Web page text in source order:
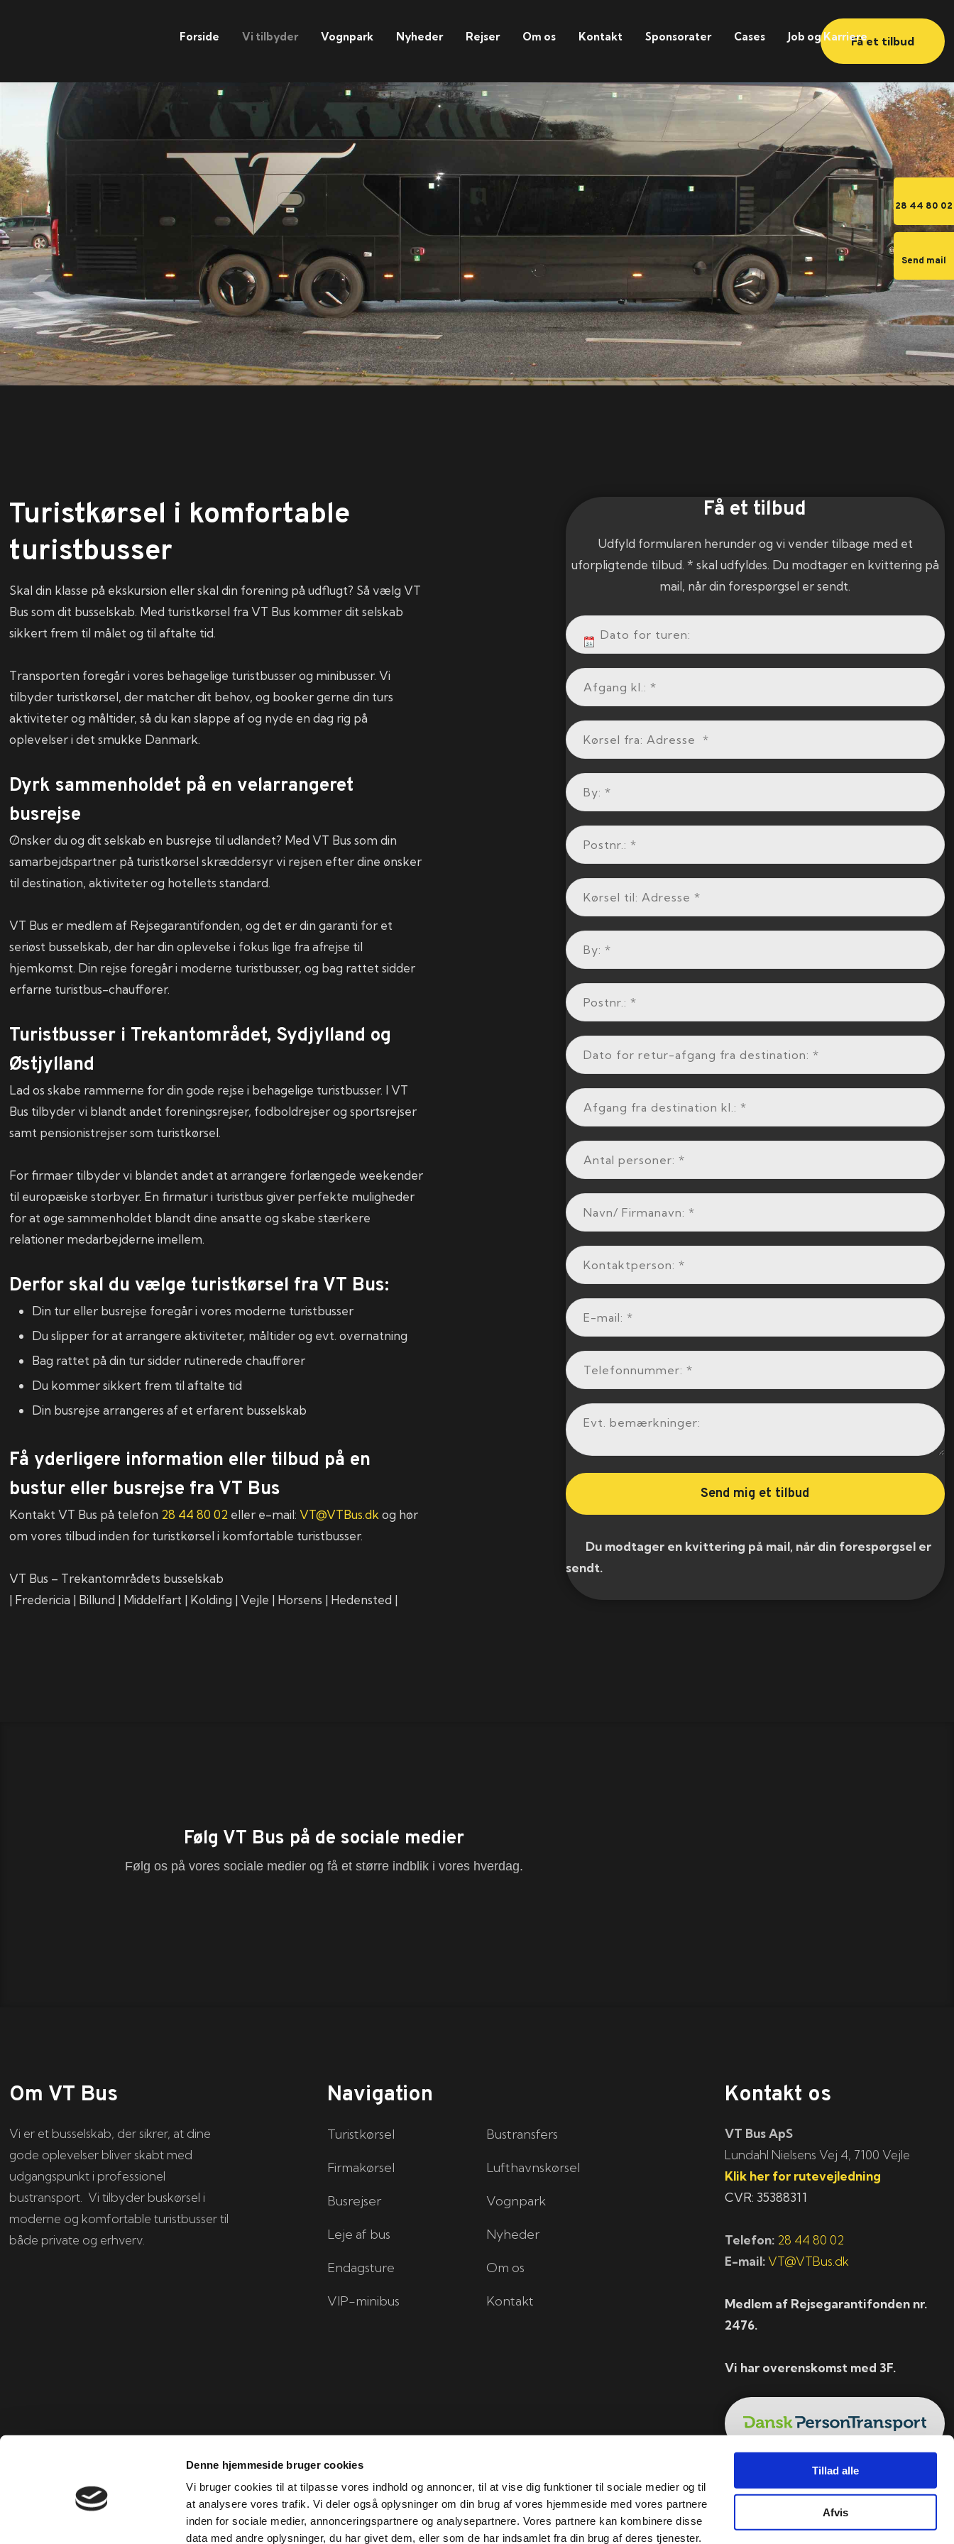
Denne hjemmeside bruger cookies
Vi bruger cookies til at tilpasse vores indhold og annoncer, til at vise dig funktioner til sociale medier og til
at analysere vores trafik. Vi deler også oplysninger om din brug af vores hjemmeside med vores partnere
inden for sociale medier, annonceringspartnere og analysepartnere. Vores partnere kan kombinere disse
data med andre oplysninger, du har givet dem, eller som de har indsamlet fra din brug af deres tjenester.
Tillad alle
Afvis
28 44 80 02
Send mail
Forside Vi tilbyder Vognpark Nyheder Rejser Om os Kontakt Sponsorater Cases Job og KarriereFå et tilbud
Turistkørsel i komfortable
turistbusser
​Skal din klasse på ekskursion eller skal din forening på udflugt? Så vælg VT
Bus som dit busselskab. Med turistkørsel fra VT Bus kommer dit selskab
sikkert frem til målet og til aftalte tid.
Transporten foregår i vores behagelige turistbusser og minibusser. Vi
tilbyder turistkørsel, der matcher dit behov, og booker gerne din turs
aktiviteter og måltider, så du kan slappe af og nyde en dag rig på
oplevelser i det smukke Danmark.
Dyrk sammenholdet på en velarrangeret
busrejse
Ønsker du og dit selskab en busrejse til udlandet? Med VT Bus som din
samarbejdspartner på turistkørsel skræddersyr vi rejsen efter dine ønsker
til destination, aktiviteter og hotellets standard.
VT Bus er medlem af Rejsegarantifonden, og det er din garanti for et
seriøst busselskab, der har din oplevelse i fokus lige fra afrejse til
hjemkomst. Din rejse foregår i moderne turistbusser, og bag rattet sidder
erfarne turistbus-chauffører.
Turistbusser i Trekantområdet, Sydjylland og
Østjylland
Lad os skabe rammerne for din gode rejse i behagelige turistbusser. I VT
Bus tilbyder vi blandt andet foreningsrejser, fodboldrejser og sportsrejser
samt pensionistrejser som turistkørsel.
For firmaer tilbyder vi blandet andet at arrangere forlængede weekender
til europæiske storbyer. En firmatur i turistbus giver perfekte muligheder
for at øge sammenholdet blandt dine ansatte og skabe stærkere
relationer medarbejderne imellem.
Derfor skal du vælge turistkørsel fra VT Bus:
Din tur eller busrejse foregår i vores moderne turistbusser
Du slipper for at arrangere aktiviteter, måltider og evt. overnatning
Bag rattet på din tur sidder rutinerede chauffører
Du kommer sikkert frem til aftalte tid
Din busrejse arrangeres af et erfarent busselskab
Få yderligere information eller tilbud på en
bustur eller busrejse fra VT Bus
Kontakt VT Bus på telefon 28 44 80 02 eller e-mail:VT@VTBus.dk og hør
om vores tilbud inden for turistkørsel i komfortable turistbusser.
VT Bus – Trekantområdets busselskab
| Fredericia | Billund | Middelfart | Kolding | Vejle | Horsens | Hedensted |
Få et tilbud
Udfyld formularen herunder og vi vender tilbage med et
uforpligtende tilbud. * skal udfyldes. Du modtager en kvittering på
mail, når din forespørgsel er sendt.
​ Du modtager en kvittering på mail, når din forespørgsel er
sendt.​
Følg VT Bus på de sociale medier
Følg os på vores sociale medier og få et større indblik i vores hverdag.
Om VT Bus
Vi er et busselskab, der sikrer, at dine
gode oplevelser bliver skabt med
udgangspunkt i professionel
bustransport. Vi tilbyder buskørsel i
moderne og komfortable turistbusser til
både private og erhverv.
Navigation
Turistkørsel
Firmakørsel
Busrejser
Leje af bus
Endagsture
VIP-minibus
Bustransfers
Lufthavnskørsel
Vognpark
Nyheder
Om os
Kontakt
Kontakt os
VT Bus ApS
​​​Lundahl Nielsens Vej 4, 7100 Vejle
Klik her for rutevejledning
CVR: 35388311
Telefon: 28 44 80 02
E-mail:VT@VTBus.dk
Medlem af Rejsegarantifonden nr.
2476.
Vi har overenskomst med 3F.
Created and hosted by Group Online